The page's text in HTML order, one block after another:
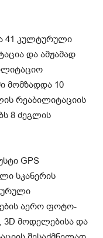
41 კულტურული
და ამჟამად
მომზადდა 10
რეაბილიტაციის
8 ძეგლის
GPS
სკანერის
აერო ფოტო-
მოდელებისა და